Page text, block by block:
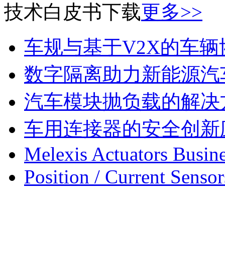
技术白皮书下载更多>>
车规与基于V2X的车
数字隔离助力新能源
汽车模块抛负载的解决
车用连接器的安全创新
Melexis Actuators
Position / Current